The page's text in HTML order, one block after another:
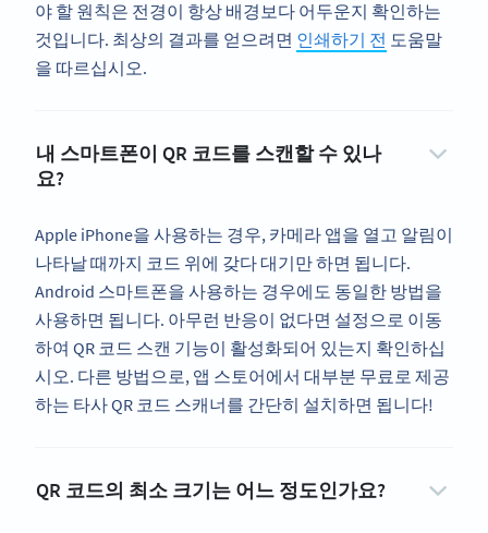
야 할 원칙은 전경이 항상 배경보다 어두운지 확인하는
것입니다. 최상의 결과를 얻으려면 인쇄하기 전 도움말
을 따르십시오.
내 스마트폰이 QR 코드를 스캔할 수 있나
요?
Apple iPhone을 사용하는 경우, 카메라 앱을 열고 알림이
나타날 때까지 코드 위에 갖다 대기만 하면 됩니다.
Android 스마트폰을 사용하는 경우에도 동일한 방법을
사용하면 됩니다. 아무런 반응이 없다면 설정으로 이동
하여 QR 코드 스캔 기능이 활성화되어 있는지 확인하십
시오. 다른 방법으로, 앱 스토어에서 대부분 무료로 제공
하는 타사 QR 코드 스캐너를 간단히 설치하면 됩니다!
QR 코드의 최소 크기는 어느 정도인가요?